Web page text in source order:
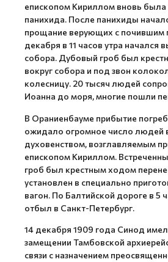
епископом Кириллом вновь была
панихида. После панихиды
прощание верующих с почившим
декабря в 11 часов утра начался
собора. Дубовый гроб был
вокруг собора и под звон
колесницу. 20 тысяч людей
Иоанна до моря, многие пошли
В Ораниенбауме прибытие
ожидало огромное число людей
духовенством, возглавляемым
епископом Кириллом.
гроб был крестным ходом
установлен в специально
вагон. По Балтийской дороге в 5
отбыл в Санкт-Петербург.
14 декабря 1909 года Синод
замещении Тамбовской
связи с назначением